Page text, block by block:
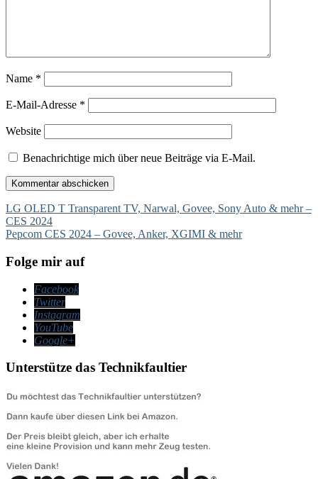
Name *
E-Mail-Adresse *
Website
Benachrichtige mich über neue Beiträge via E-Mail.
Beitragsnavigation
LG OLED T Transparent TV, Narwal, Govee, Sony Auto & mehr –
CES 2024
Pepcom CES 2024 – Govee, Anker, XGIMI & mehr
Folge mir auf
Facebook
Twitter
Instagram
YouTube
Google+
Unterstütze das Technikfaultier